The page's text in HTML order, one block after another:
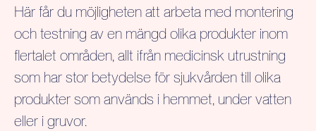
Här får du möjligheten att arbeta med montering
och testning av en mängd olika produkter inom
flertalet områden, allt ifrån medicinsk utrustning
som har stor betydelse för sjukvården till olika
produkter som används i hemmet, under vatten
eller i gruvor.